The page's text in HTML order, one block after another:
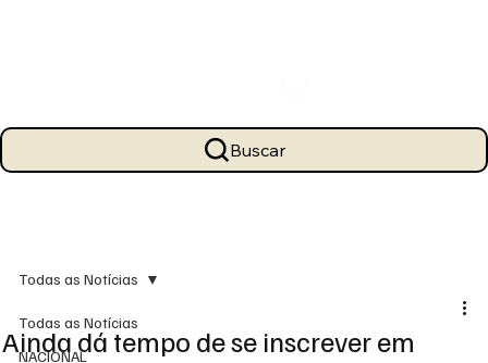
Buscar
Todas as Notícias
NACIONAL
Todas as Notícias
Ainda dá tempo de se inscrever em